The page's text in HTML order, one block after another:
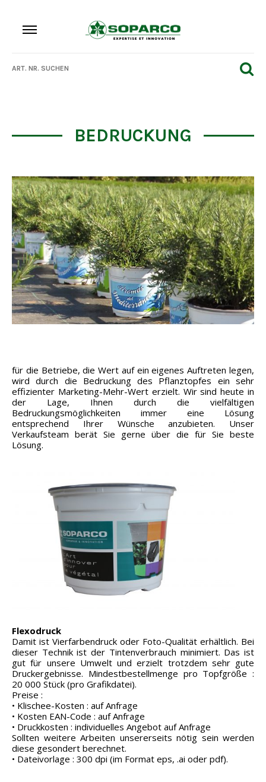
BEDRUCKUNG
für die Betriebe, die Wert auf ein eigenes Auftreten legen,
wird durch die Bedruckung des Pflanztopfes ein sehr
effizienter Marketing-Mehr-Wert erzielt. Wir sind heute in
der Lage, Ihnen durch die vielfältigen
Bedruckungsmöglichkeiten immer eine Lösung
entsprechend Ihrer Wünsche anzubieten. Unser
Verkaufsteam berät Sie gerne über die für Sie beste
Lösung.
Flexodruck
Damit ist Vierfarbendruck oder Foto-Qualität erhältlich. Bei
dieser Technik ist der Tintenverbrauch minimiert. Das ist
gut für unsere Umwelt und erzielt trotzdem sehr gute
Druckergebnisse. Mindestbestellmenge pro Topfgröße :
20 000 Stück (pro Grafikdatei).
Preise :
• Klischee-Kosten : auf Anfrage
• Kosten EAN-Code : auf Anfrage
• Druckkosten : individuelles Angebot auf Anfrage
Sollten weitere Arbeiten unsererseits nötig sein werden
diese gesondert berechnet.
• Dateivorlage : 300 dpi (im Format eps, .ai oder pdf).